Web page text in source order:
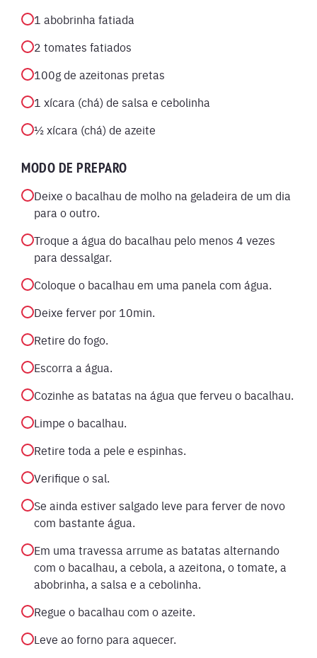
1 abobrinha fatiada
2 tomates fatiados
100g de azeitonas pretas
1 xícara (chá) de salsa e cebolinha
½ xícara (chá) de azeite
MODO DE PREPARO
Deixe o bacalhau de molho na geladeira de um dia
para o outro.
Troque a água do bacalhau pelo menos 4 vezes
para dessalgar.
Coloque o bacalhau em uma panela com água.
Deixe ferver por 10min.
Retire do fogo.
Escorra a água.
Cozinhe as batatas na água que ferveu o bacalhau.
Limpe o bacalhau.
Retire toda a pele e espinhas.
Verifique o sal.
Se ainda estiver salgado leve para ferver de novo
com bastante água.
Em uma travessa arrume as batatas alternando
com o bacalhau, a cebola, a azeitona, o tomate, a
abobrinha, a salsa e a cebolinha.
Regue o bacalhau com o azeite.
Leve ao forno para aquecer.